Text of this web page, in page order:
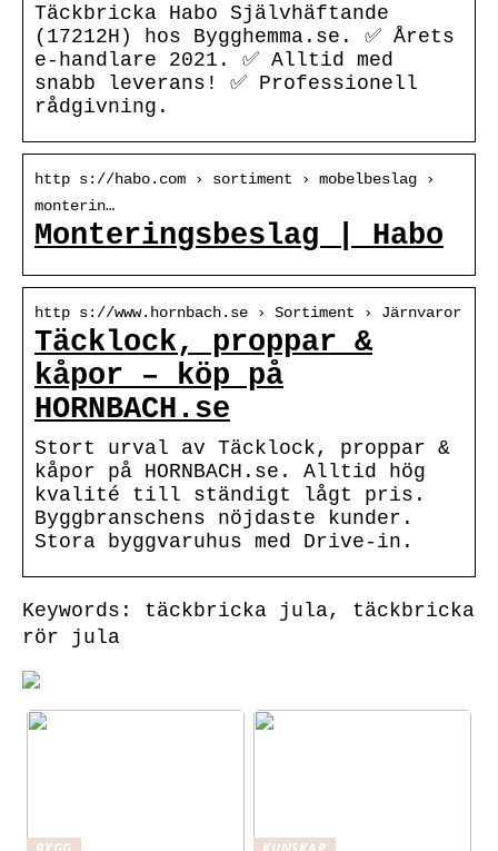
Täckbricka Habo Självhäftande
(17212H) hos Bygghemma.se. ✅ Årets
e-handlare 2021. ✅ Alltid med
snabb leverans! ✅ Professionell
rådgivning.
http s://habo.com › sortiment › mobelbeslag ›
monterin…
Monteringsbeslag | Habo
http s://www.hornbach.se › Sortiment › Järnvaror
Täcklock, proppar &
kåpor – köp på
HORNBACH.se
Stort urval av Täcklock, proppar &
kåpor på HORNBACH.se. Alltid hög
kvalité till ständigt lågt pris.
Byggbranschens nöjdaste kunder.
Stora byggvaruhus med Drive-in.
Keywords: täckbricka jula, täckbricka
rör jula